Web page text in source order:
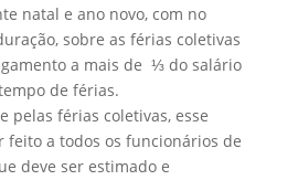
natal e ano novo, com no
sobre as férias coletivas
a mais de ⅓ do salário
de férias.
pelas férias coletivas, esse
feito a todos os funcionários de
deve ser estimado e